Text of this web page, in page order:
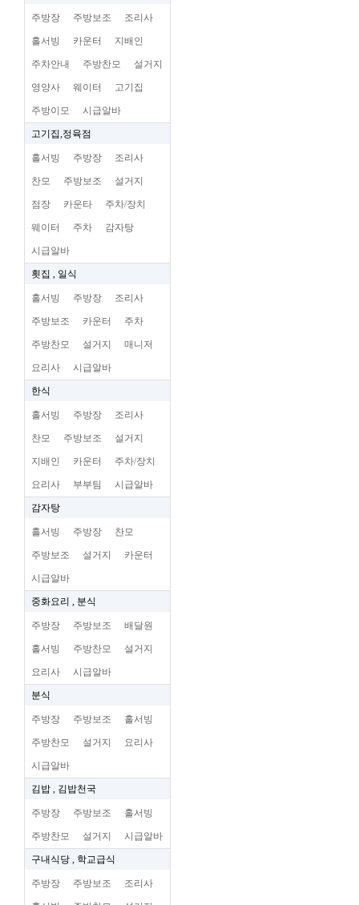
주방장 주방보조 조리사
홀서빙 카운터 지배인
주차안내 주방찬모 설거지
영양사 웨이터 고기집
주방이모 시급알바
고기집,정육점
홀서빙 주방장 조리사
찬모 주방보조 설거지
점장 카운타 주차/장치
웨이터 주차 감자탕
시급알바
횟집 , 일식
홀서빙 주방장 조리사
주방보조 카운터 주차
주방찬모 설거지 매니저
요리사 시급알바
한식
홀서빙 주방장 조리사
찬모 주방보조 설거지
지배인 카운터 주차/장치
요리사 부부팀 시급알바
감자탕
홀서빙 주방장 찬모
주방보조 설거지 카운터
시급알바
중화요리 , 분식
주방장 주방보조 배달원
홀서빙 주방찬모 설거지
요리사 시급알바
분식
주방장 주방보조 홀서빙
주방찬모 설거지 요리사
시급알바
김밥 , 김밥천국
주방장 주방보조 홀서빙
주방찬모 설거지 시급알바
구내식당 , 학교급식
주방장 주방보조 조리사